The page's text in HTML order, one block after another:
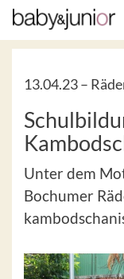
13.04.23 –
Unter dem
Bochumer